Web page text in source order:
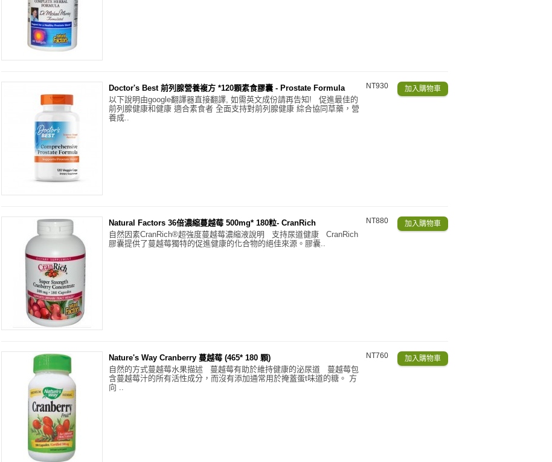
NT930
Doctor's Best 前列腺營養複方 *120顆素食膠囊 - Prostate Formula
以下說明由google翻譯器直接翻譯, 如需英文成份請再告知! 促進最佳的
前列腺健康和健康 適合素食者 全面支持對前列腺健康 綜合協同草藥，營
養成..
NT880
Natural Factors 36倍濃縮蔓越莓 500mg* 180粒- CranRich
自然因素CranRich®超強度蔓越莓濃縮液說明 支持尿道健康 CranRich
膠囊提供了蔓越莓獨特的促進健康的化合物的絕佳來源。膠囊..
NT760
Nature's Way Cranberry 蔓越莓 (465* 180 顆)
自然的方式蔓越莓水果描述 蔓越莓有助於維持健康的泌尿道 蔓越莓包
含蔓越莓汁的所有活性成分，而沒有添加通常用於掩蓋蛋t味道的糖。 方
向 ..